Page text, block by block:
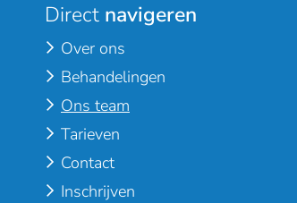
Direct navigeren
Over ons
Behandelingen
Ons team
Tarieven
Contact
Inschrijven